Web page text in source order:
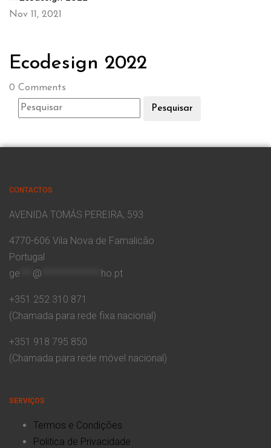
Nov 11, 2021
Ecodesign 2022
0 Comments
Pesquisar
CONTACTOS
AVENIDA TOMÁS PEREIRA, 593
4770-606 Vila Nova de Famalicão
Portugal
ge
@ ho.pt
+351 252 310 871
(Chamada para rede fixa nacional)
+351 918 795 850
(Chamada para rede móvel nacional)
SERVIÇOS
Termos e Condições
Politica de Privacidade